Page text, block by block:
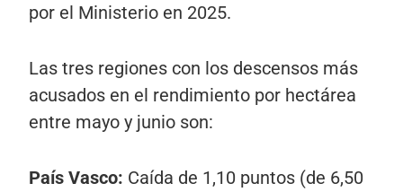
por el Ministerio en 2025.
Las tres regiones con los descensos más
acusados en el rendimiento por hectárea
entre mayo y junio son:
País Vasco: Caída de 1,10 puntos (de 6,50